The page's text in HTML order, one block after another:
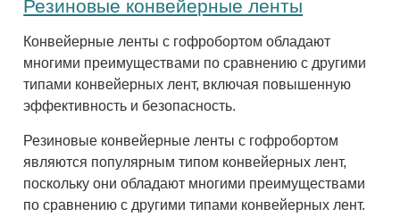
Резиновые конвейерные ленты
Конвейерные ленты с гофробортом обладают
многими преимуществами по сравнению с другими
типами конвейерных лент, включая повышенную
эффективность и безопасность.
Резиновые конвейерные ленты с гофробортом
являются популярным типом конвейерных лент,
поскольку они обладают многими преимуществами
по сравнению с другими типами конвейерных лент.